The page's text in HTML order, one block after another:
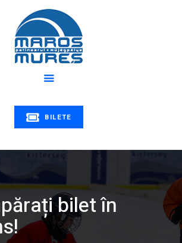
BILETE
bilet în
MUREȘ
Mureș | Maros műjégpálya